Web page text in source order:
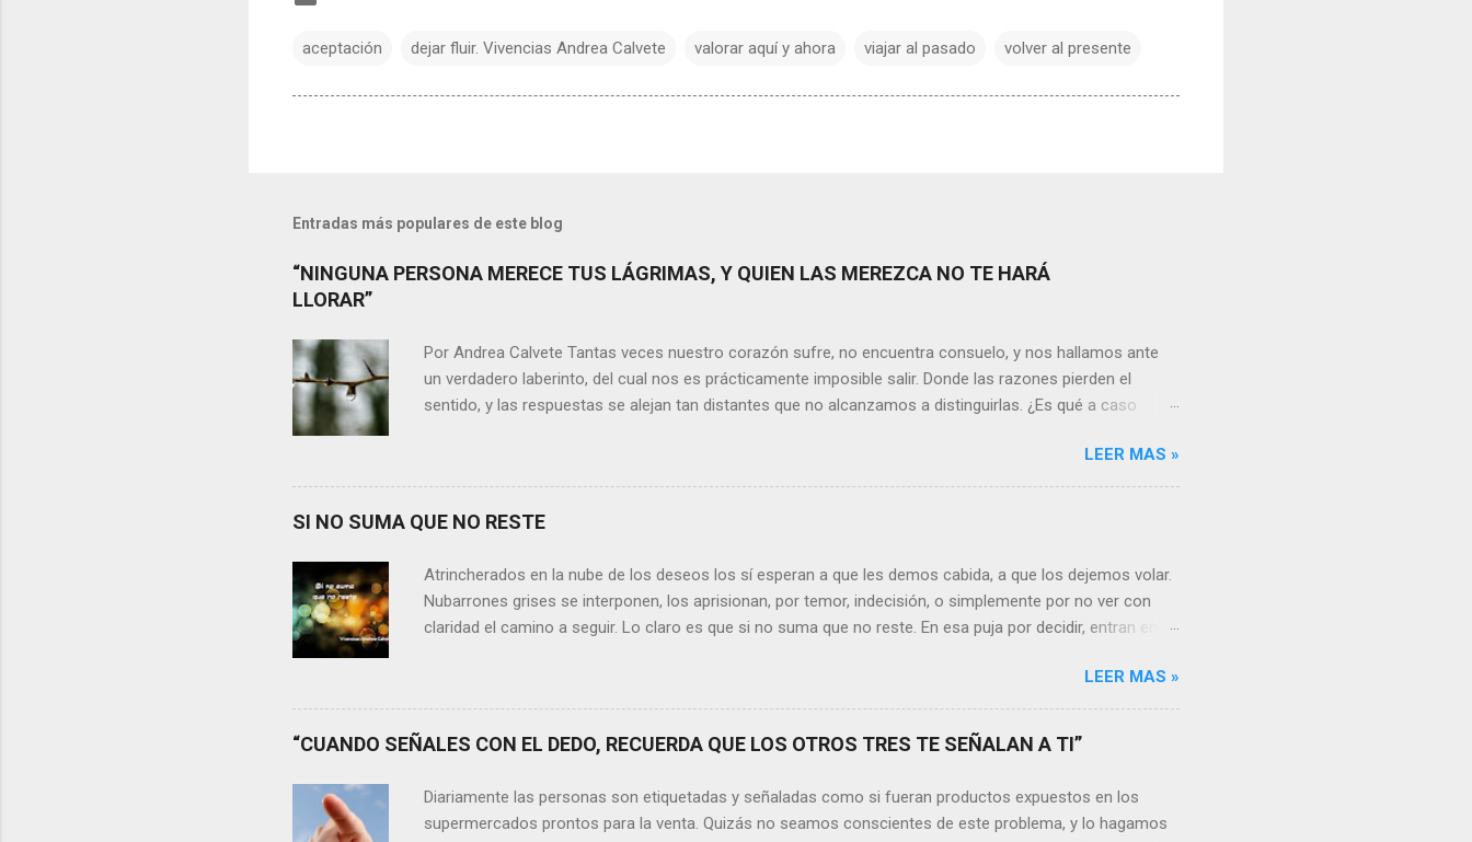
aceptación dejar fluir. Vivencias Andrea Calvete valorar aquí y ahora viajar al pasado volver al presente
Entradas más populares de este blog
“NINGUNA PERSONA MERECE TUS LÁGRIMAS, Y QUIEN LAS MEREZCA NO TE HARÁ
LLORAR”
Por Andrea Calvete Tantas veces nuestro corazón sufre, no encuentra consuelo, y nos hallamos ante
un verdadero laberinto, del cual nos es prácticamente imposible salir. Donde las razones pierden el
sentido, y las respuestas se alejan tan distantes que no alcanzamos a distinguirlas. ¿Es qué a caso
conteste rápidamente que sí a esta pregunta. Por otra parte, si nos ponemos a pensar en algún
momento de la vida todos hemos sufrido por causa de una persona. Entonces ¿cómo encarar el dolor?
Si reflexionamos sobre la frase de Gabriel García Márquez que dice que “ninguna persona merece tus
somos, y es posible que su mirada nos realce, pues los ojos del amor tienen esa virtud de embellecer...
LEER MAS »
SI NO SUMA QUE NO RESTE
Atrincherados en la nube de los deseos los sí esperan a que les demos cabida, a que los dejemos volar.
Nubarrones grises se interponen, los aprisionan, por temor, indecisión, o simplemente por no ver con
claridad el camino a seguir. Lo claro es que si no suma que no reste. En esa puja por decidir, entran en
preguntarnos si agregan algo , si aportan de alguna forma a nuestro día a día, y lo más importante es
que no nos quinten tiempo o energía, elementos que en la medida que pasa la vida se hacen más
escasos y necesarios. Evidentemente, de lo malo, de lo difícil es donde más aprendemos, porque desde
las cicatrices nos fortalecemos, y resurgimos como el Ave Fénix. Sin embargo, está en cada uno no
elegir y hacer que cada momento sea irrepetible y mágico. Quizás aquí radique la mayor dificultad, por...
LEER MAS »
“CUANDO SEÑALES CON EL DEDO, RECUERDA QUE LOS OTROS TRES TE SEÑALAN A TI”
Diariamente las personas son etiquetadas y señaladas como si fueran productos expuestos en los
supermercados prontos para la venta. Quizás no seamos conscientes de este problema, y lo hagamos